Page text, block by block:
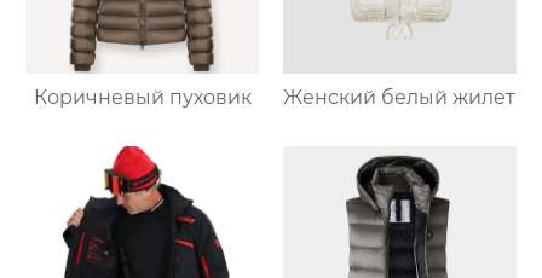
Коричневый пуховик Женский белый жилет